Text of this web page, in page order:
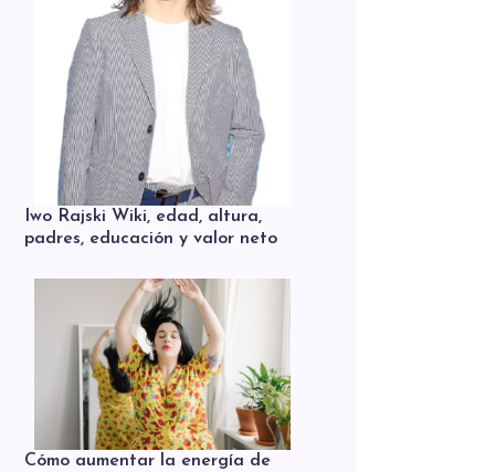
Iwo Rajski Wiki, edad, altura,
padres, educación y valor neto
Cómo aumentar la energía de